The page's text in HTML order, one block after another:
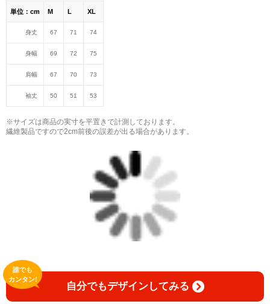
単位：cm M L XL
身丈 67 71 74
身幅 69 72 75
肩幅 67 70 73
袖丈 50 51 53
※サイズは商品の実寸を平置きで計測しております。
繊維製品ですので2cm前後の誤差が出る場合があります。
自分でもデザインしてみる
誰でも
カンタン!